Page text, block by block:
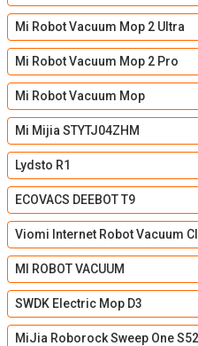
Mi Robot Vacuum Mop 2 Ultra
Mi Robot Vacuum Mop 2 Pro
Mi Robot Vacuum Mop
Mi Mijia STYTJ04ZHM
Lydsto R1
ECOVACS DEEBOT T9
Viomi Internet Robot Vacuum
MI ROBOT VACUUM
SWDK Electric Mop D3
MiJia Roborock Sweep One S52